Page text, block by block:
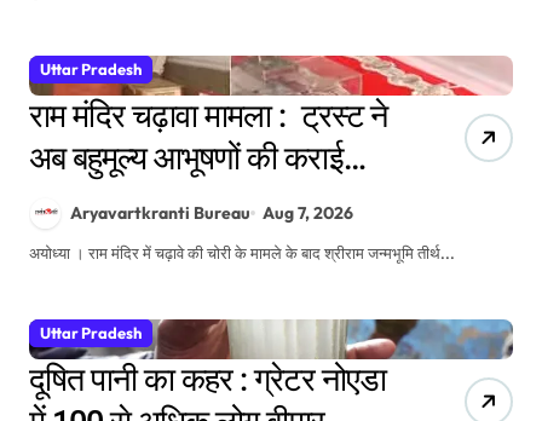
Uttar Pradesh
राम मंदिर चढ़ावा मामला : ट्रस्ट ने
अब बहुमूल्य आभूषणों की कराई
वीडियोग्राफी, वेबसाइट पर दिखाने
की तैयारी
Aryavartkranti Bureau Aug 7, 2026
अयोध्या । राम मंदिर में चढ़ावे की चोरी के मामले के बाद श्रीराम जन्मभूमि तीर्थ...
Uttar Pradesh
दूषित पानी का कहर : ग्रेटर नोएडा